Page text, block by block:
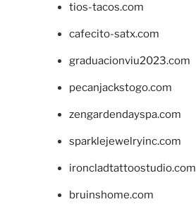
tios-tacos.com
cafecito-satx.com
graduacionviu2023.com
pecanjackstogo.com
zengardendayspa.com
sparklejewelryinc.com
ironcladtattoostudio.com
bruinshome.com